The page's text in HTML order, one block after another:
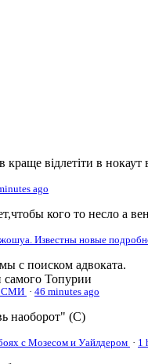
відлетіти в
ago
кого то несло а
Известны новые
с поиском адвоката.
Топурии
СМИ · 46 minutes ago
наоборот" (С)
с Мозесом и Уайлдером · 1